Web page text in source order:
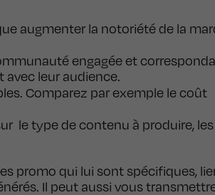
augmenter la notoriété de la
engagée et
avec leur audience.
Comparez par exemple le coût
le type de contenu à produire,
promo qui lui sont spécifiques,
Il peut aussi vous